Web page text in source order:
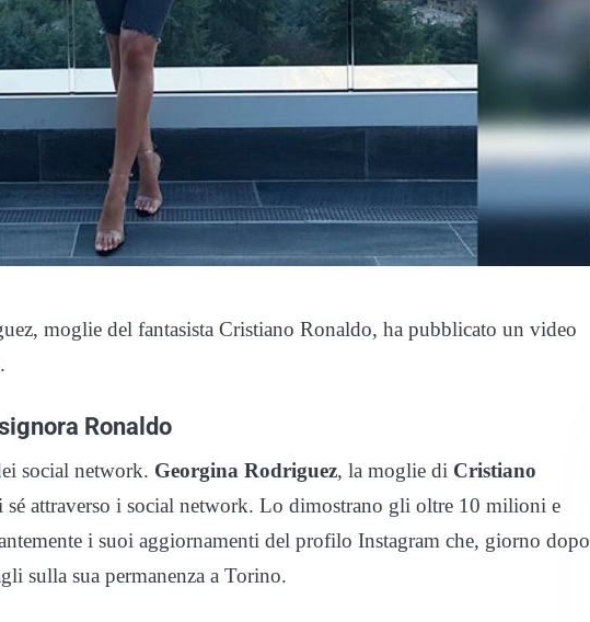
moglie del fantasista Cristiano Ronaldo, ha pubblicato un video
Ronaldo
social network. Georgina Rodriguez, la moglie di Cristiano
sé attraverso i social network. Lo dimostrano gli oltre 10 milioni e
i suoi aggiornamenti del profilo Instagram che, giorno dopo
sulla sua permanenza a Torino.